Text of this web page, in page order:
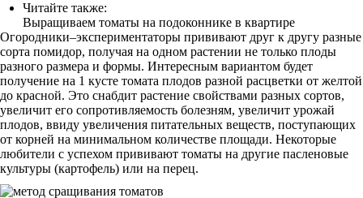
Читайте также:
Выращиваем томаты на подоконнике в квартире
Огородники–экспериментаторы прививают друг к другу разные
сорта помидор, получая на одном растении не только плоды
разного размера и формы. Интересным вариантом будет
получение на 1 кусте томата плодов разной расцветки от желтой
до красной. Это снабдит растение свойствами разных сортов,
увеличит его сопротивляемость болезням, увеличит урожай
плодов, ввиду увеличения питательных веществ, поступающих
от корней на минимальном количестве площади. Некоторые
любители с успехом прививают томаты на другие пасленовые
культуры (картофель) или на перец.